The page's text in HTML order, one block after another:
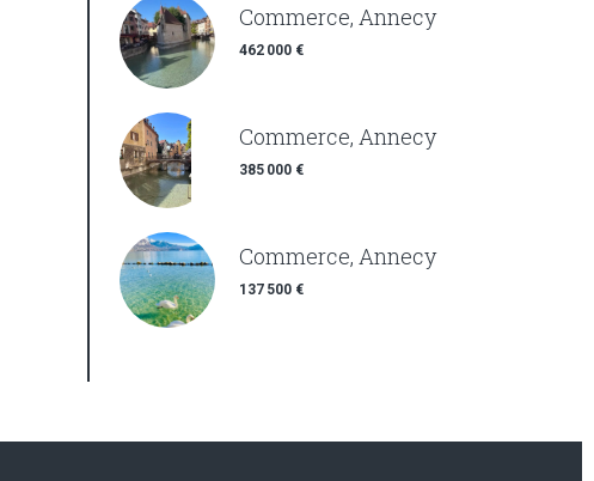
Commerce, Annecy
462 000 €
Commerce, Annecy
385 000 €
Commerce, Annecy
137 500 €